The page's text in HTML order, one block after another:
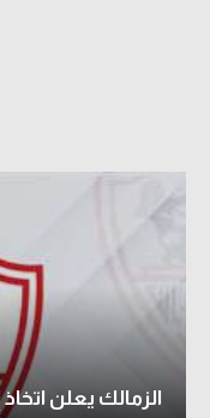
الزمالك يعلن